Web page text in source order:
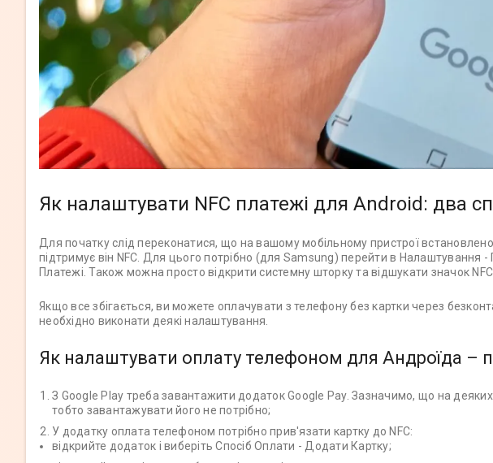
Як налаштувати NFC платежі для Android: два
Для початку слід переконатися, що на вашому мобільному пристрої
підтримує він NFC. Для цього потрібно (для Samsung) перейти в Налаштування -
Платежі. Також можна просто відкрити системну шторку та відшукати значок NFC
Якщо все збігається, ви можете оплачувати з телефону без картки через
необхідно виконати деякі налаштування.
Як налаштувати оплату телефоном для Андроїда –
З Google Play треба завантажити додаток Google Pay. Зазначимо, що на
тобто завантажувати його не потрібно;
У додатку оплата телефоном потрібно прив'язати картку до NFC:
відкрийте додаток і виберіть Спосіб Оплати - Додати Картку;